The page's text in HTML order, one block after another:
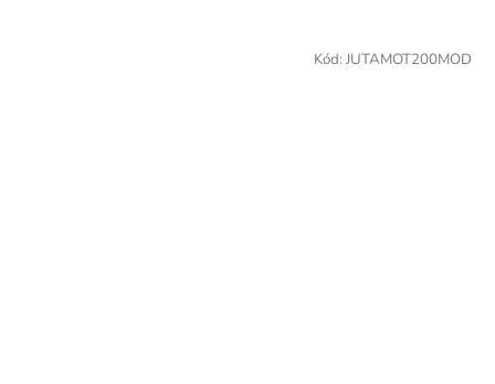
Kód: JUTAMOT200MOD